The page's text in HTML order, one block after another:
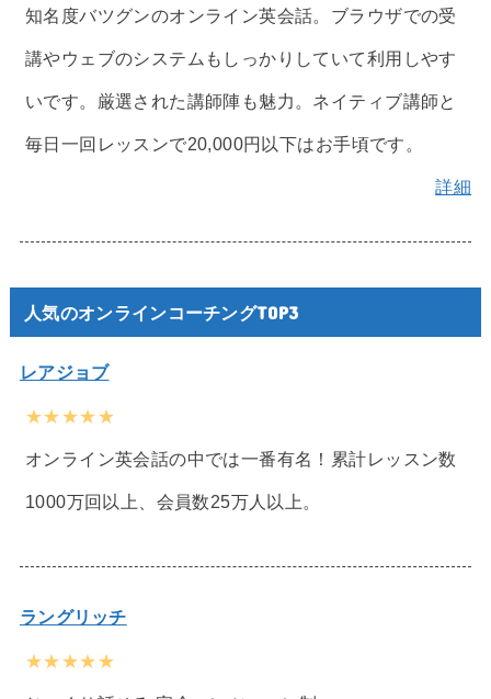
知名度バツグンのオンライン英会話。ブラウザでの受
講やウェブのシステムもしっかりしていて利用しやす
いです。厳選された講師陣も魅力。ネイティブ講師と
毎日一回レッスンで20,000円以下はお手頃です。
詳細
人気のオンラインコーチングTOP3
レアジョブ
★★★★★
オンライン英会話の中では一番有名！累計レッスン数
1000万回以上、会員数25万人以上。
ラングリッチ
★★★★★